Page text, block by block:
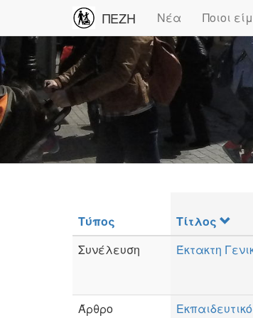
ΠΕΖΗ Νέα Ποιοι
Τύπος Τίτλος
Συνέλευση
Έκτακτη
Άρθρο